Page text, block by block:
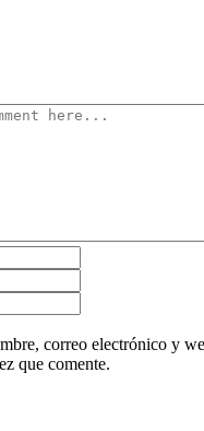
correo electrónico y
que comente.